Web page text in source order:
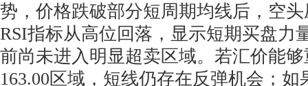
势，价格跌破部分短周期均线后，空
RSI指标从高位回落，显示短期买盘力
前尚未进入明显超卖区域。若汇价能够
163.00区域，短线仍存在反弹机会；